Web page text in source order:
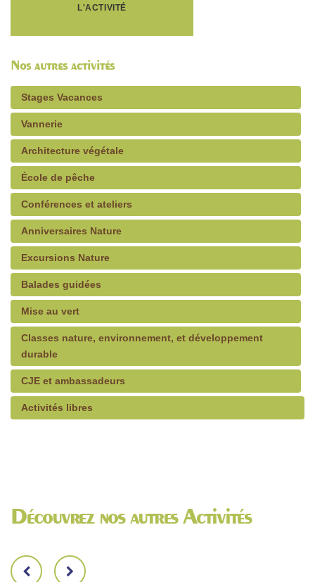
L'ACTIVITÉ
Nos autres activités
Stages Vacances
Vannerie
Architecture végétale
École de pêche
Conférences et ateliers
Anniversaires Nature
Excursions Nature
Balades guidées
Mise au vert
Classes nature, environnement, et développement
durable
CJE et ambassadeurs
Activités libres
Découvrez nos autres Activités